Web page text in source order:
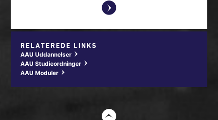
y
RELATEREDE LINKS
AAU Uddannelser w
AAU Studieordninger w
AAU Moduler w
t